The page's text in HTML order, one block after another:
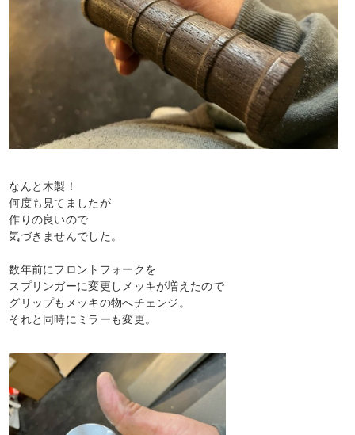
なんと木製！
何度も見てましたが
作りの良いので
気づきませんでした。
数年前にフロントフォークを
スプリンガーに変更しメッキが増えたので
グリップもメッキの物へチェンジ。
それと同時にミラーも変更。